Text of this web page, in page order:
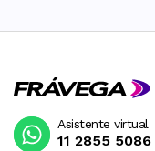
Asistente virtual
11 2855 5086